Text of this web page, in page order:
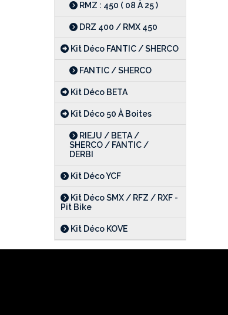
RMZ : 450 ( 08 À 25 )
DRZ 400 / RMX 450
Kit Déco FANTIC / SHERCO
FANTIC / SHERCO
Kit Déco BETA
Kit Déco 50 À Boites
RIEJU / BETA /
SHERCO / FANTIC /
DERBI
Kit Déco YCF
Kit Déco SMX / RFZ / RXF -
Pit Bike
Kit Déco KOVE